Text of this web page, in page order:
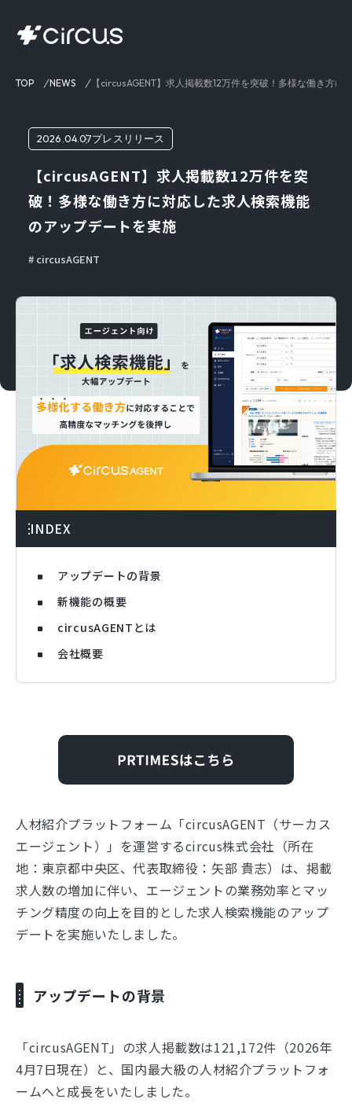
TOP NEWS 【circusAGENT】求人掲載数12万件を突破！多様な働き方
2026.04.07プレスリリース
【circusAGENT】求人掲載数12万件を突
破！多様な働き方に対応した求人検索機能
のアップデートを実施
circusAGENT
INDEX
アップデートの背景
新機能の概要
circusAGENTとは
会社概要
人材紹介プラットフォーム「circusAGENT（サーカス
エージェント）」を運営するcircus株式会社（所在
地：東京都中央区、代表取締役：⽮部 貴志）は、掲載
求人数の増加に伴い、エージェントの業務効率とマッ
チング精度の向上を目的とした求人検索機能のアップ
デートを実施いたしました。
アップデートの背景
「circusAGENT」の求人掲載数は121,172件（2026年
4月7日現在）と、国内最大級の人材紹介プラットフォ
ームへと成長をいたしました。